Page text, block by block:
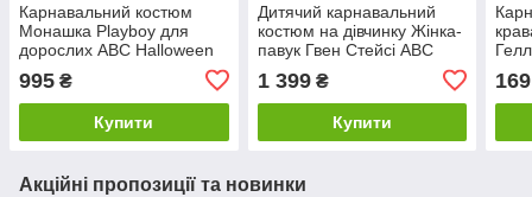
Карнавальний костюм
Монашка Playboy для
дорослих ABC Halloween
995 ₴
Купити
Дитячий карнавальний
костюм на дівчинку Жінка-
павук Гвен Стейсі ABC
1 399₴
Купити
169
Акційні пропозиції та новинки